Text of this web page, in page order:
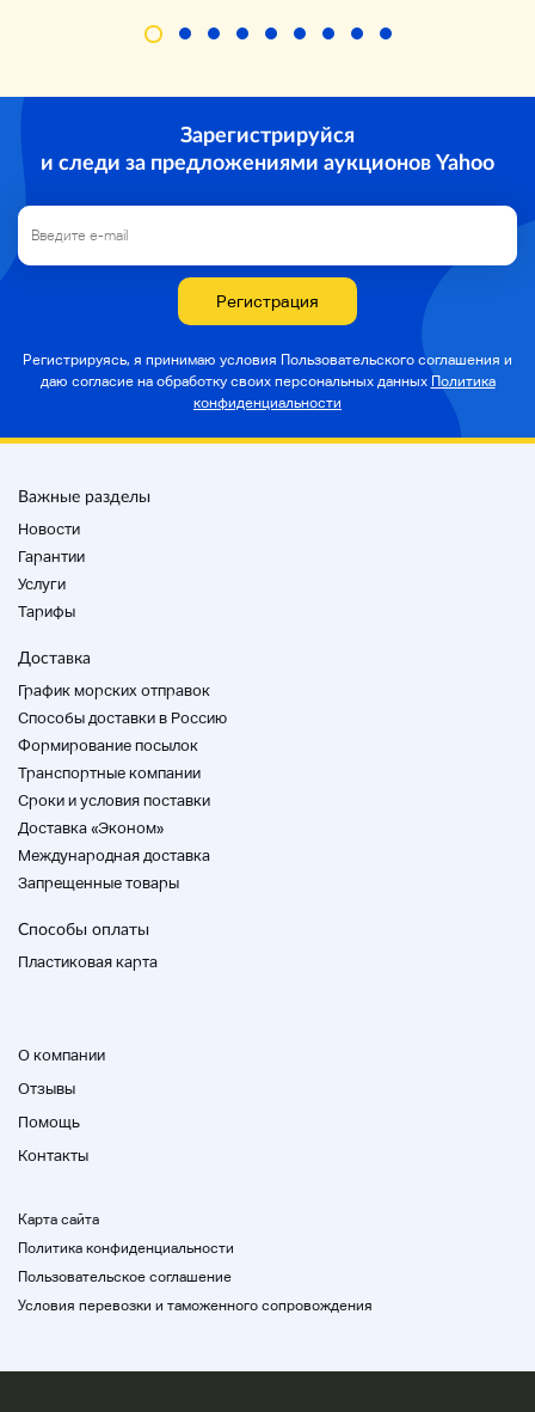
Базовая операция подтверждена.
◆
・
・ Мы не измеряем качество звука звукового
оборудования с помощью измерительных
приборов.
・ Все операции выполняются на частоте: 60 Гц.
покрывается гарантией.
◆Метод доставки
Ямато 120 размер
Магазин
◆Название магазина
ПМАРТ Фукуока Янагава
18:00)
◆Адрес
84-7 Фудзиёси, Михаси-чо, Янагава-ши, Канагава
Зарегистрируйся
и следи за предложениями аукционов Yahoo
Регистрация
Регистрируясь, я принимаю условия Пользовательского соглашения и
даю согласие на обработку своих персональных данных Политика
конфиденциальности
Важные разделы
Новости
Гарантии
Услуги
Тарифы
Доставка
График морских отправок
Способы доставки в Россию
Формирование посылок
Транспортные компании
Cроки и условия поставки
Доставка «Эконом»
Международная доставка
Запрещенные товары
Способы оплаты
Пластиковая карта
О компании
Отзывы
Помощь
Контакты
Карта сайта
Политика конфиденциальности
Пользовательское соглашение
Условия перевозки и таможенного сопровождения